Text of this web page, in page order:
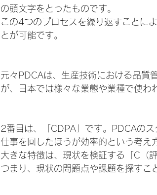
の頭文字をとったものです。
この4つのプロセスを繰り返すことに
とが可能です。
元々PDCAは、生産技術における品質
が、日本では様々な業態や業種で使わ
2番目は、「CDPA」です。PDCAの
仕事を回したほうが効率的という考え
大きな特徴は、現状を検証する「C（
つまり、現状の問題点や課題を探すこ